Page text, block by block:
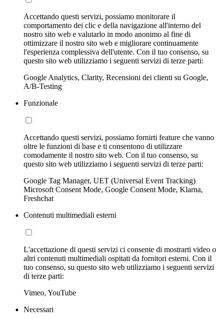
Accettando questi servizi, possiamo monitorare il
comportamento dei clic e della navigazione all'interno del
nostro sito web e valutarlo in modo anonimo al fine di
ottimizzare il nostro sito web e migliorare continuamente
l'esperienza complessiva dell'utente. Con il tuo consenso, su
questo sito web utilizziamo i seguenti servizi di terze parti:
Google Analytics, Clarity, Recensioni dei clienti su Google,
A/B-Testing
Funzionale
Accettando questi servizi, possiamo fornirti feature che vanno
oltre le funzioni di base e ti consentono di utilizzare
comodamente il nostro sito web. Con il tuo consenso, su
questo sito web utilizziamo i seguenti servizi di terze parti:
Google Tag Manager, UET (Universal Event Tracking)
Microsoft Consent Mode, Google Consent Mode, Klarna,
Freshchat
Contenuti multimediali esterni
L'accettazione di questi servizi ci consente di mostrarti video o
altri contenuti multimediali ospitati da fornitori esterni. Con il
tuo consenso, su questo sito web utilizziamo i seguenti servizi
di terze parti:
Vimeo, YouTube
Necessari